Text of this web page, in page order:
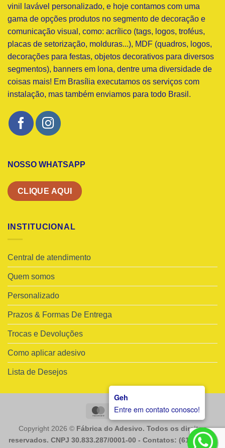
Geh
Entre em contato conosco!
vinil lavável personalizado, e hoje contamos com uma
gama de opções produtos no segmento de decoração e
comunicação visual, como: acrílico (tags, logos, troféus,
placas de setorização, molduras...), MDF (quadros, logos,
decorações para festas, objetos decorativos para diversos
segmentos), banners em lona, dentre uma diversidade de
coisas mais! Em Brasília executamos os serviços com
instalação, mas também enviamos para todo Brasil.
NOSSO WHATSAPP
CLIQUE AQUI
INSTITUCIONAL
Central de atendimento
Quem somos
Personalizado
Prazos & Formas De Entrega
Trocas e Devoluções
Como aplicar adesivo
Lista de Desejos
MasterCardVisa
Copyright 2026 © Fábrica do Adesivo. Todos os direitos
reservados. CNPJ 30.833.287/0001-00 - Contatos: (61) 98225-